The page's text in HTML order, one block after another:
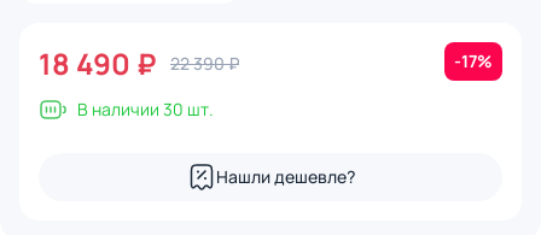
18 490 ₽ 22 390 ₽ -17%
В наличии 30 шт.
Нашли дешевле?